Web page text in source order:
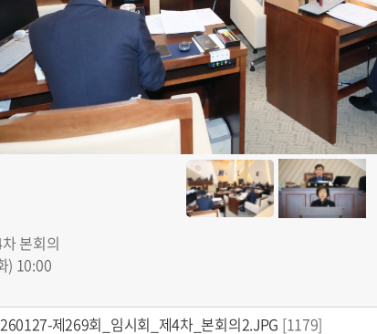
본회의
) 10:00
제269회_임시회_제4차_본회의2.JPG [1179]